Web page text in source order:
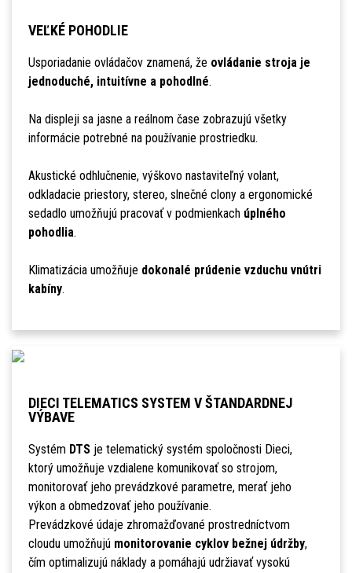
VEĽKÉ POHODLIE
Usporiadanie ovládačov znamená, že ovládanie stroja je
jednoduché, intuitívne a pohodlné.
Na displeji sa jasne a reálnom čase zobrazujú všetky
informácie potrebné na používanie prostriedku.
Akustické odhlučnenie, výškovo nastaviteľný volant,
odkladacie priestory, stereo, slnečné clony a ergonomické
sedadlo umožňujú pracovať v podmienkach úplného
pohodlia.
Klimatizácia umožňuje dokonalé prúdenie vzduchu vnútri
kabíny.
DIECI TELEMATICS SYSTEM V ŠTANDARDNEJ
VÝBAVE
Systém DTSje telematický systém spoločnosti Dieci,
ktorý umožňuje vzdialene komunikovať so strojom,
monitorovať jeho prevádzkové parametre, merať jeho
výkon a obmedzovať jeho používanie.
Prevádzkové údaje zhromažďované prostredníctvom
cloudu umožňujú monitorovanie cyklov bežnej údržby,
čím optimalizujú náklady a pomáhajú udržiavať vysokú